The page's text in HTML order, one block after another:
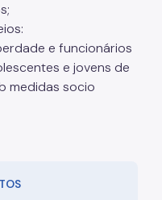
e funcionários
e jovens de
medidas socio